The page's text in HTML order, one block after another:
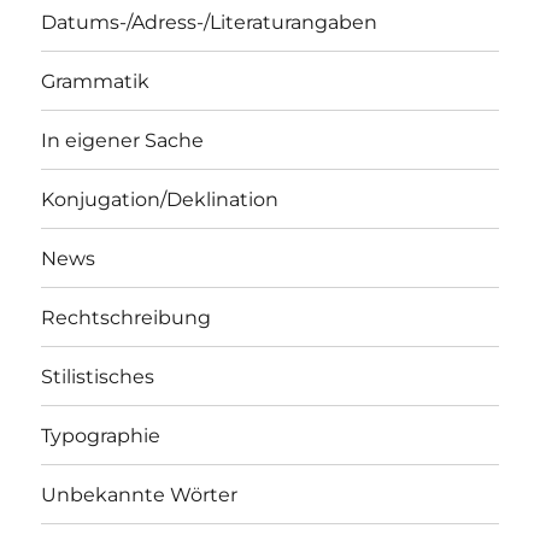
Datums-/Adress-/Literaturangaben
Grammatik
In eigener Sache
Konjugation/Deklination
News
Rechtschreibung
Stilistisches
Typographie
Unbekannte Wörter